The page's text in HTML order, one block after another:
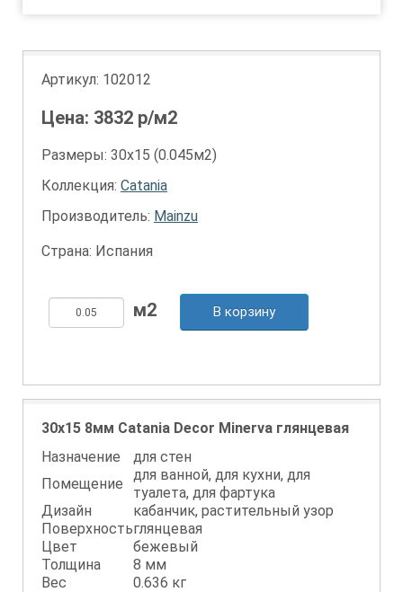
Артикул: 102012
Цена: 3832 р/м2
Размеры: 30х15 (0.045м2)
Коллекция: Catania
Производитель: Mainzu
Страна: Испания
В корзину
30x15 8мм Catania Decor Minerva глянцевая
Назначение
для стен
Помещение
для ванной, для кухни, для
туалета, для фартука
Дизайн
кабанчик, растительный узор
Поверхностьглянцевая
Цвет
бежевый
Толщина
8 мм
Вес
0.636 кг